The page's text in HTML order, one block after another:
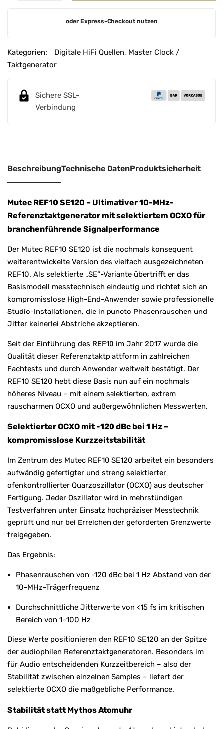
e
r
oder Express-Checkout nutzen
Kategorien: Digitale HiFi Quellen, Master Clock /
Taktgenerator
Sichere SSL-
Verbindung
BeschreibungTechnische DatenProduktsicherheit
Mutec REF10 SE120 – Ultimativer 10-MHz-
Referenztaktgenerator mit selektiertem OCXO für
branchenführende Signalperformance
Der Mutec REF10 SE120 ist die nochmals konsequent
weiterentwickelte Version des vielfach ausgezeichneten
REF10. Als selektierte „SE“-Variante übertrifft er das
Basismodell messtechnisch eindeutig und richtet sich an
kompromisslose High-End-Anwender sowie professionelle
Studio-Installationen, die in puncto Phasenrauschen und
Jitter keinerlei Abstriche akzeptieren.
Seit der Einführung des REF10 im Jahr 2017 wurde die
Qualität dieser Referenztaktplattform in zahlreichen
Fachtests und durch Anwender weltweit bestätigt. Der
REF10 SE120 hebt diese Basis nun auf ein nochmals
höheres Niveau – mit einem selektierten, extrem
rauscharmen OCXO und außergewöhnlichen Messwerten.
Selektierter OCXO mit -120 dBc bei 1 Hz –
kompromisslose Kurzzeitstabilität
Im Zentrum des Mutec REF10 SE120 arbeitet ein besonders
aufwändig gefertigter und streng selektierter
ofenkontrollierter Quarzoszillator (OCXO) aus deutscher
Fertigung. Jeder Oszillator wird in mehrstündigen
Testverfahren unter Einsatz hochpräziser Messtechnik
geprüft und nur bei Erreichen der geforderten Grenzwerte
freigegeben.
Das Ergebnis:
Phasenrauschen von -120 dBc bei 1 Hz Abstand von der
10-MHz-Trägerfrequenz
Durchschnittliche Jitterwerte von <15 fs im kritischen
Bereich von 1–100 Hz
Diese Werte positionieren den REF10 SE120 an der Spitze
der audiophilen Referenztaktgeneratoren. Besonders im
für Audio entscheidenden Kurzzeitbereich – also der
Stabilität zwischen einzelnen Samples – liefert der
selektierte OCXO die maßgebliche Performance.
Stabilität statt Mythos Atomuhr